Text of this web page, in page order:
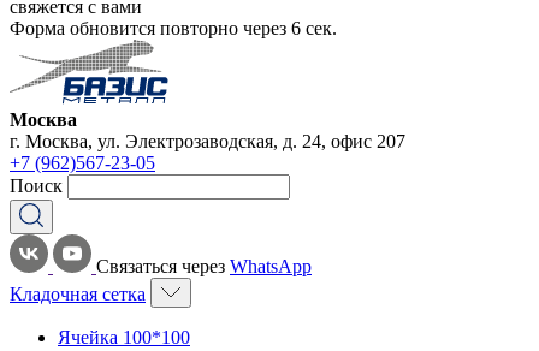
свяжется с вами
Форма обновится повторно через 6 сек.
Москва
г. Москва, ул. Электрозаводская, д. 24, офис 207
+7 (962)567-23-05
Поиск
Связаться через WhatsApp
Кладочная сетка
Ячейка 100*100